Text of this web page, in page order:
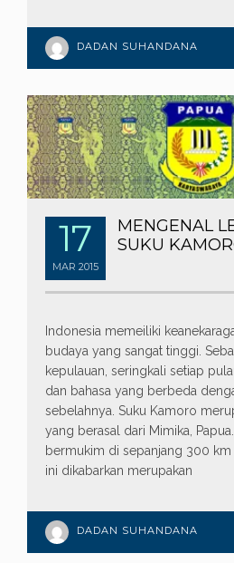
DADAN SUHANDANA
17
MAR 2015
MENGENAL
SUKU
Indonesia memeiliki
budaya yang sangat tinggi.
kepulauan, seringkali setiap
dan bahasa yang berbeda
sebelahnya. Suku Kamoro
yang berasal dari Mimika,
bermukim di sepanjang 300 km
ini dikabarkan merupakan
DADAN SUHANDANA